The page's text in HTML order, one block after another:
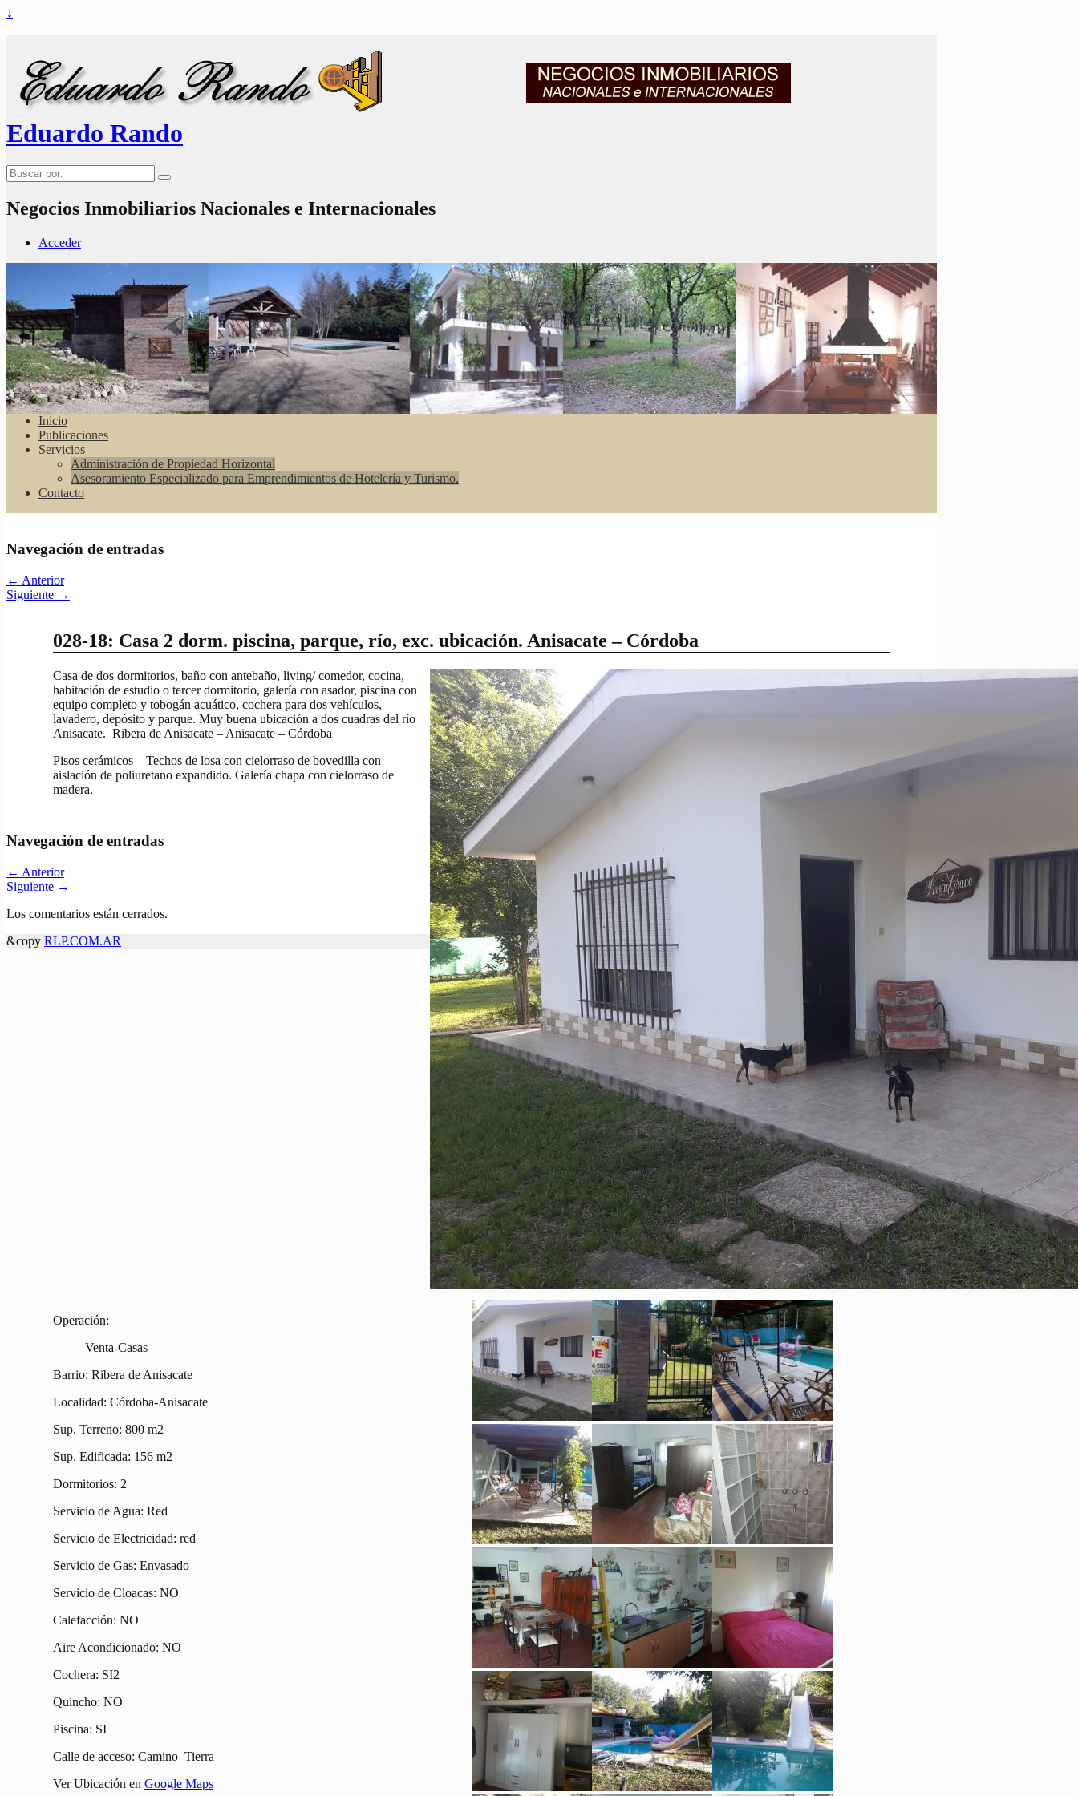
↓
Eduardo Rando
Buscar
por:
Negocios Inmobiliarios Nacionales e Internacionales
Acceder
Inicio
Publicaciones
Servicios
Administración de Propiedad Horizontal
Asesoramiento Especializado para Emprendimientos de Hotelería y Turismo.
Contacto
Navegación de entradas
← Anterior
Siguiente →
028-18: Casa 2 dorm. piscina, parque, río, exc. ubicación. Anisacate – Córdoba
Casa de dos dormitorios, baño con antebaño, living/ comedor, cocina,
habitación de estudio o tercer dormitorio, galería con asador, piscina con
equipo completo y tobogán acuático, cochera para dos vehículos,
lavadero, depósito y parque. Muy buena ubicación a dos cuadras del río
Anisacate. Ribera de Anisacate – Anisacate – Córdoba
Pisos cerámicos – Techos de losa con cielorraso de bovedilla con
aislación de poliuretano expandido. Galería chapa con cielorraso de
madera.
Operación:
Venta-Casas
Barrio: Ribera de Anisacate
Localidad: Córdoba-Anisacate
Sup. Terreno: 800 m2
Sup. Edificada: 156 m2
Dormitorios: 2
Servicio de Agua: Red
Servicio de Electricidad: red
Servicio de Gas: Envasado
Servicio de Cloacas: NO
Calefacción: NO
Aire Acondicionado: NO
Cochera: SI2
Quincho: NO
Piscina: SI
Calle de acceso: Camino_Tierra
Ver Ubicación en Google Maps
Navegación de entradas
← Anterior
Siguiente →
Los comentarios están cerrados.
&copy RLP.COM.AR